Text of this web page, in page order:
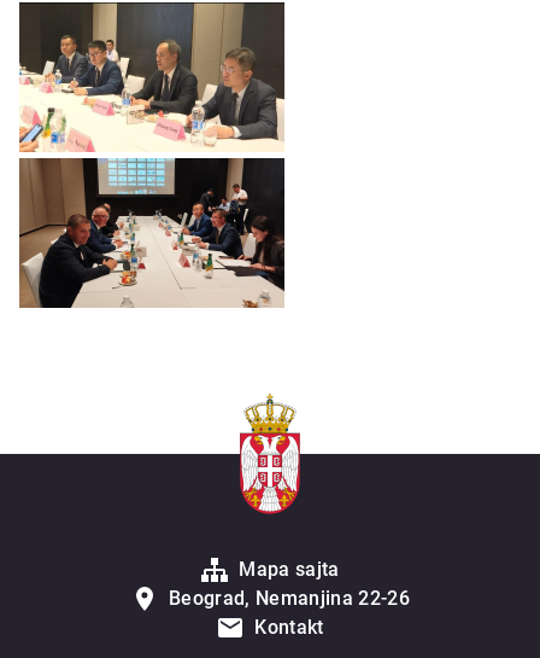
Mapa sajta
Beograd, Nemanjina 22-26
Kontakt